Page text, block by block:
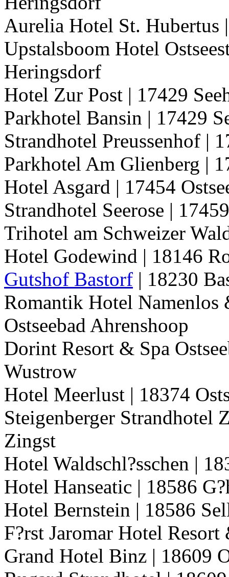
Aurelia Hotel St. Hubertus
Upstalsboom Hotel
Heringsdorf
Hotel Zur Post | 17429
Parkhotel Bansin | 17429
Strandhotel Preussenhof |
Parkhotel Am Glienberg |
Hotel Asgard | 17454
Strandhotel Seerose |
Trihotel am Schweizer
Hotel Godewind | 18146
Gutshof Bastorf | 18230
Romantik Hotel Namenlos
Ostseebad Ahrenshoop
Dorint Resort & Spa
Wustrow
Hotel Meerlust | 18374
Steigenberger Strandhotel
Zingst
Hotel Waldschl?sschen |
Hotel Hanseatic | 18586
Hotel Bernstein | 18586
F?rst Jaromar Hotel
Grand Hotel Binz | 18609